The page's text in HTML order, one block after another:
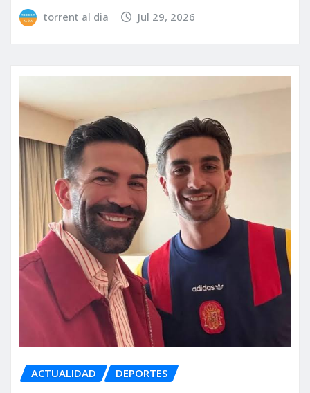
torrent al dia Jul 29, 2026
ACTUALIDAD DEPORTES